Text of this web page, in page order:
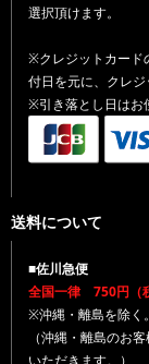
選択頂けます。
※クレジットカード
付日を元に、クレジ
※引き落とし日はお
送料について
■佐川急便
全国一律 750円（
※沖縄・離島を除く。
（沖縄・離島のお
いただきます。）